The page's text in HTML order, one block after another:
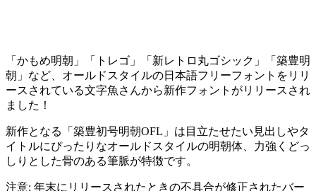
「かもめ明朝」「トレゴ」「新レトロ丸ゴシック」「築豊明
朝」など、オールドスタイルの日本語フリーフォントをリリ
ースされている文字魚さんから新作フォントがリリースされ
ました！
新作となる「築豊初号明朝OFL」は目立たせたい見出しやタ
イトルにぴったりなオールドスタイルの明朝体、力強くどっ
しりとした骨のある筆脈が特徴です。
注意: 年末にリリースされたときの不具合が修正されたバー